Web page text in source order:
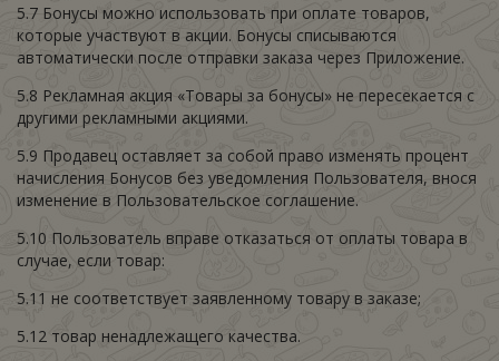
5.7 Бонусы можно использовать при оплате товаров,
которые участвуют в акции. Бонусы списываются
автоматически после отправки заказа через Приложение.
5.8 Рекламная акция «Товары за бонусы» не пересекается с
другими рекламными акциями.
5.9 Продавец оставляет за собой право изменять процент
начисления Бонусов без уведомления Пользователя, внося
изменение в Пользовательское соглашение.
5.10 Пользователь вправе отказаться от оплаты товара в
случае, если товар:
5.11 не соответствует заявленному товару в заказе;
5.12 товар ненадлежащего качества.